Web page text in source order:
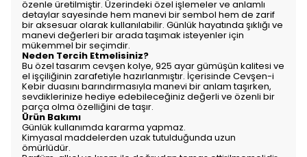
özenle üretilmiştir. Üzerindeki özel işlemeler ve anlamlı
detaylar sayesinde hem manevi bir sembol hem de zarif
bir aksesuar olarak kullanılabilir. Günlük hayatında şıklığı ve
manevi değerleri bir arada taşımak isteyenler için
mükemmel bir seçimdir.
Neden Tercih Etmelisiniz?
Bu özel tasarım cevşen kolye, 925 ayar gümüşün kalitesi ve
el işçiliğinin zarafetiyle hazırlanmıştır. İçerisinde Cevşen-i
Kebir duasını barındırmasıyla manevi bir anlam taşırken,
sevdiklerinize hediye edebileceğiniz değerli ve özenli bir
parça olma özelliğini de taşır.
Ürün Bakımı
Günlük kullanımda kararma yapmaz.
Kimyasal maddelerden uzak tutulduğunda uzun
ömürlüdür.